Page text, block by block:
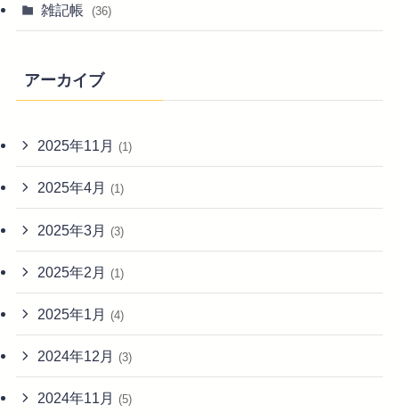
雑記帳 (36)
アーカイブ
2025年11月 (1)
2025年4月 (1)
2025年3月 (3)
2025年2月 (1)
2025年1月 (4)
2024年12月 (3)
2024年11月 (5)